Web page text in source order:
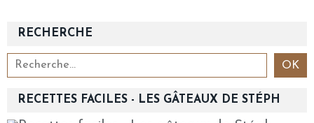
RECHERCHE
RECETTES FACILES - LES GÂTEAUX DE STÉPH